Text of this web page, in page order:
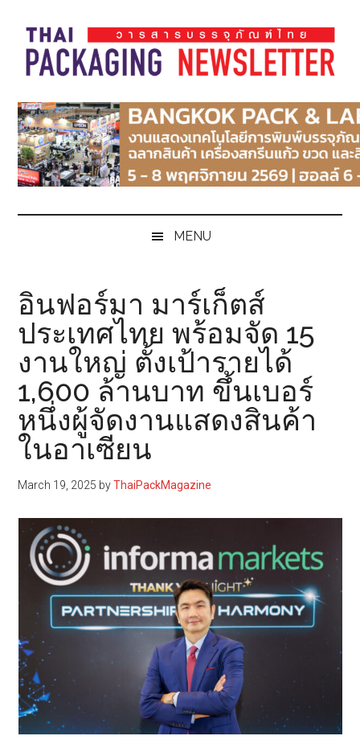
main
content
secondary
menu
primary
sidebar
footer
Thai
Pack
Magazine
Pack
Magazine
MENU
อินฟอร์มา มาร์เก็ตส์
ประเทศไทย พร้อมจัด 15
งานใหญ่ ตั้งเป้ารายได้
1,600 ล้านบาท ขึ้นเบอร์
หนึ่งผู้จัดงานแสดงสินค้า
ในอาเซียน
March 19, 2025 byThaiPackMagazine